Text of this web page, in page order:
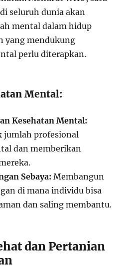
seluruh dunia akan
mental dalam hidup
yang mendukung
perlu diterapkan.
Mental:
Kesehatan Mental:
jumlah profesional
dan memberikan
Sebaya: Membangun
di mana individu bisa
dan saling membantu.
dan Pertanian